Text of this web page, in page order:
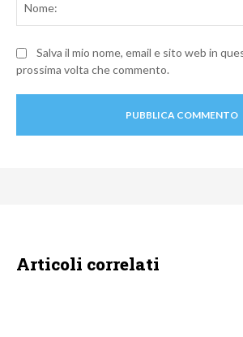
Salva il mio nome, email e sito web in
prossima volta che commento.
Articoli correlati